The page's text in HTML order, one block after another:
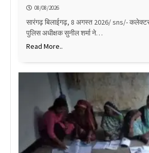
08/08/2026
सारंगढ़ बिलाईगढ़, 8 अगस्त 2026/ sns/- कलेक्टर
पुलिस अधीक्षक सुनील शर्मा ने…
Read More..